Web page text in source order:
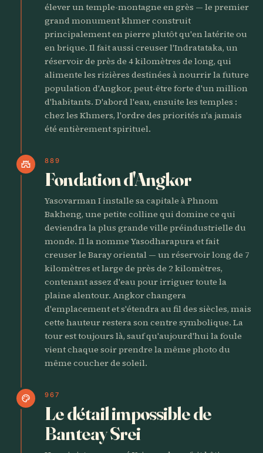
élever un temple-montagne en grès — le premier
grand monument khmer construit
principalement en pierre plutôt qu'en latérite ou
en brique. Il fait aussi creuser l'Indratataka, un
réservoir de près de 4 kilomètres de long, qui
alimente les rizières destinées à nourrir la future
population d'Angkor, peut-être forte d'un million
d'habitants. D'abord l'eau, ensuite les temples :
chez les Khmers, l'ordre des priorités n'a jamais
été entièrement spirituel.
castle 889
Fondation d'Angkor
Yasovarman I installe sa capitale à Phnom
Bakheng, une petite colline qui domine ce qui
deviendra la plus grande ville préindustrielle du
monde. Il la nomme Yasodharapura et fait
creuser le Baray oriental — un réservoir long de 7
kilomètres et large de près de 2 kilomètres,
contenant assez d'eau pour irriguer toute la
plaine alentour. Angkor changera
d'emplacement et s'étendra au fil des siècles, mais
cette hauteur restera son centre symbolique. La
tour est toujours là, sauf qu'aujourd'hui la foule
vient chaque soir prendre la même photo du
même coucher de soleil.
palette 967
Le détail impossible de
Banteay Srei